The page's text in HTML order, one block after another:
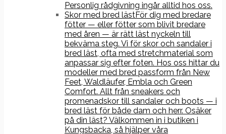
Personlig rådgivning ingår alltid hos oss.
Skor med bred lästFör dig med bredare
fötter — eller fötter som blivit bredare
med åren — är rätt läst nyckeln till
bekväma steg. Vi för skor och sandaler i
bred läst, ofta med stretchmaterial som
anpassar sig efter foten. Hos oss hittar du
modeller med bred passform från New
Feet, Waldläufer, Embla och Green
Comfort. Allt från sneakers och
promenadskor till sandaler och boots — i
bred läst för både dam och herr. Osäker
på din läst? Välkommen in i butiken i
Kungsbacka, så hjälper våra